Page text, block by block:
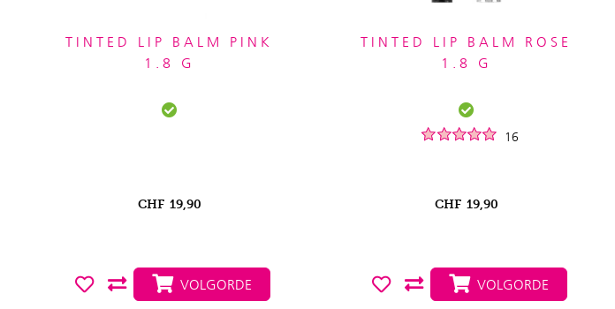
TINTED LIP BALM PINK
1.8 G
CHF 19,90
VOLGORDE
TINTED LIP BALM ROSE
1.8 G
16
CHF 19,90
VOLGORDE